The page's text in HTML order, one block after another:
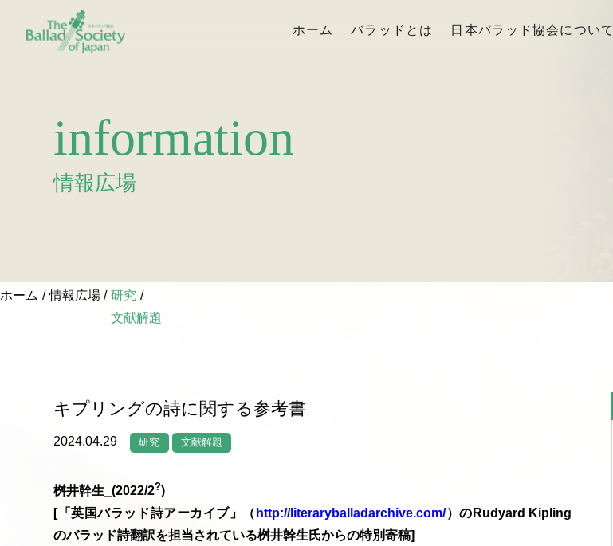
ホーム バラッドとは 日本バラッド協会について
information
情報広場
ホーム 情報広場
研究
文献解題
キプリングの詩に関する参考書
2024.04.29 研究 文献解題
桝井幹生_(2022/2?)
[「英国バラッド詩アーカイブ」（ http://literaryballadarchive.com/）のRudyard Kipling
のバラッド詩翻訳を担当されている桝井幹生氏からの特別寄稿]